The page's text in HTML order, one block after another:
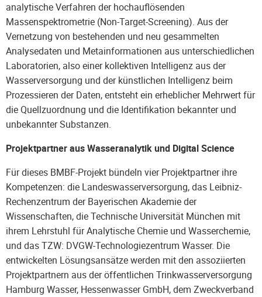
analytische Verfahren der hochauflösenden
Massenspektrometrie (Non-Target-Screening). Aus der
Vernetzung von bestehenden und neu gesammelten
Analysedaten und Metainformationen aus unterschiedlichen
Laboratorien, also einer kollektiven Intelligenz aus der
Wasserversorgung und der künstlichen Intelligenz beim
Prozessieren der Daten, entsteht ein erheblicher Mehrwert für
die Quellzuordnung und die Identifikation bekannter und
unbekannter Substanzen.
Projektpartner aus Wasseranalytik und Digital Science
Für dieses BMBF-Projekt bündeln vier Projektpartner ihre
Kompetenzen: die Landeswasserversorgung, das Leibniz-
Rechenzentrum der Bayerischen Akademie der
Wissenschaften, die Technische Universität München mit
ihrem Lehrstuhl für Analytische Chemie und Wasserchemie,
und das TZW: DVGW-Technologiezentrum Wasser. Die
entwickelten Lösungsansätze werden mit den assoziierten
Projektpartnern aus der öffentlichen Trinkwasserversorgung
Hamburg Wasser, Hessenwasser GmbH, dem Zweckverband